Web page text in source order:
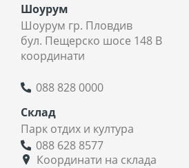
Шоурум
Шоурум гр. Пловдив
бул. Пещерско шосе 148 В
координати
088 828 0000
Склад
Парк отдих и култура
088 628 8577
Координати на склада